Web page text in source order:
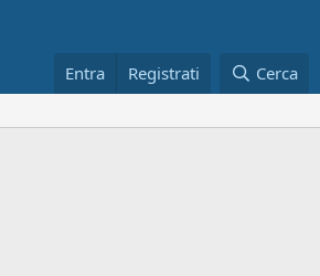
Entra Registrati Cerca